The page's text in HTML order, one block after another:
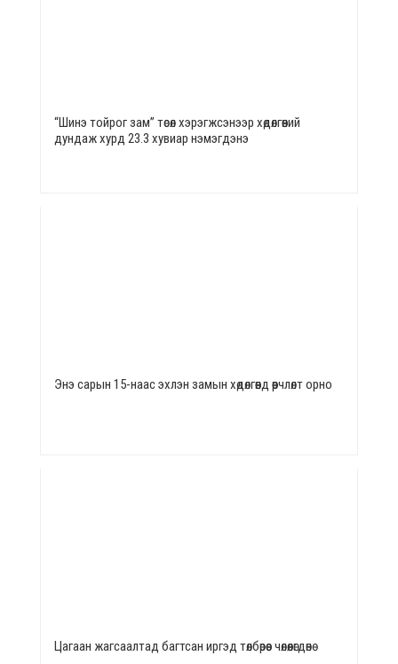
“Шинэ тойрог зам” төсөл хэрэгжсэнээр хөдөлгөөний
дундаж хурд 23.3 хувиар нэмэгдэнэ
Энэ сарын 15-наас эхлэн замын хөдөлгөөнд өөрчлөлт орно
Цагаан жагсаалтад багтсан иргэд төлбөрөөс чөлөөлөгдөнө